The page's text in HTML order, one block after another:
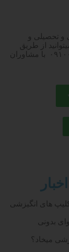
و تحصیلی و
از طریق
واتساپ و تماس مستقیم با شماره ۰۹۱۰۰۸۰۰۷۱۸ با مشاوران
های انگیزشی
بدونی
میخاد؟